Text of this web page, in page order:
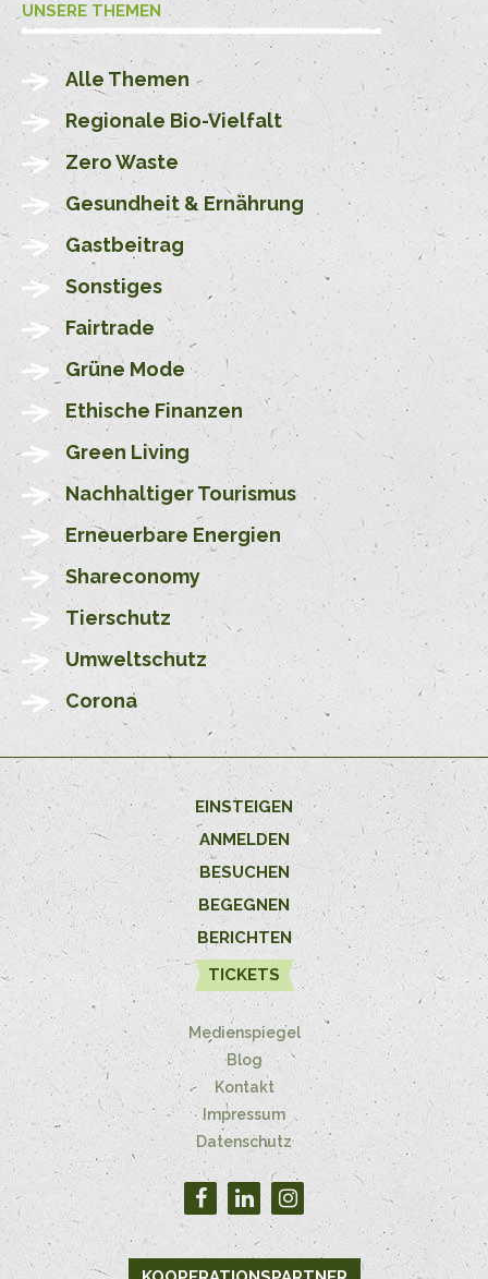
UNSERE THEMEN
Alle Themen
Regionale Bio-Vielfalt
Zero Waste
Gesundheit & Ernährung
Gastbeitrag
Sonstiges
Fairtrade
Grüne Mode
Ethische Finanzen
Green Living
Nachhaltiger Tourismus
Erneuerbare Energien
Shareconomy
Tierschutz
Umweltschutz
Corona
EINSTEIGEN
ANMELDEN
BESUCHEN
BEGEGNEN
BERICHTEN
TICKETS
Medienspiegel
Blog
Kontakt
Impressum
Datenschutz